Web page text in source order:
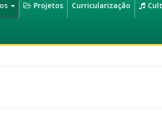
Projetos Curricularização